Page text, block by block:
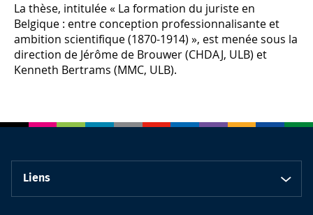
La thèse, intitulée « La formation du juriste en
Belgique : entre conception professionnalisante et
ambition scientifique (1870-1914) », est menée sous la
direction de Jérôme de Brouwer (CHDAJ, ULB) et
Kenneth Bertrams (MMC, ULB).
Liens